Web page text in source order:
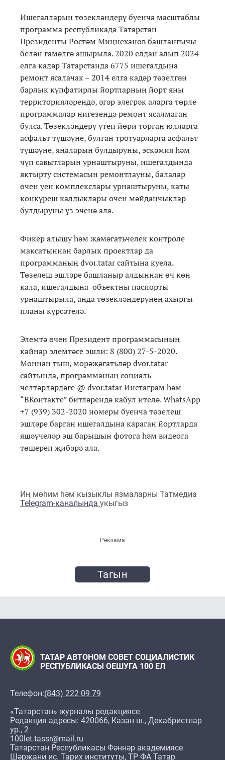
Ишегалларын төзекләндерү буенча масштаблы
программа республикада Татарстан
Президенты Рөстәм Миңнеханов башлангычы
белән гамәлгә ашырыла. 2020 елдан алып 2024
елга кадәр Татарстанда 6775 ишегалдына
ремонт ясалачак – 2014 елга кадәр төзелгән
барлык күпфатирлы йортларның йорт яны
территорияләрендә, әгәр элегрәк аларга төрле
программалар нигезендә ремонт ясалмаган
булса. Төзекләндерү үтеп йөри торган юлларга
асфальт түшәүне, булган тротуарларга асфальт
түшәүне, яңаларын булдыруны, эскәмия һәм
чүп савытларын урнаштыруны, ишегалдында
яктырту системасын ремонтлауны, балалар
өчен уен комплекслары урнаштыруны, каты
көнкүреш калдыклары өчен мәйданчыклар
булдыруны үз эченә ала.
Фикер алышу һәм җәмәгатьчелек контроле
максатыннан барлык проектлар да
программаның dvor.tatar сайтына куела.
Төзелеш эшләре башланыр алдыннан өч көн
кала, ишегалдына объектны паспорты
урнаштырыла, анда төзекләндерүнең ахыргы
планы күрсәтелә.
Элемтә өчен Президент программасының
кайнар элемтәсе эшли: 8 (800) 27-5-2020.
Моннан тыш, мөрәҗәгатьләр dvor.tatar
сайтында, программаның социаль
челтәрләрдәге @ dvor.tatar Инстаграм һәм
“ВКонтакте” битләрендә кабул ителә. WhatsApp
+7 (939) 302-2020 номеры буенча төзелеш
эшләре барган ишегалдына караган йортларда
яшәүчеләр эш барышын фотога һәм видеога
төшереп җибәрә ала.
Иң мөһим һәм кызыклы язмаларны Татмедиа
Telegram-каналында укыгыз
Реклама
Тагын
ТАТАР АВТОНОМ СОВЕТ СОЦИАЛИСТИК
РЕСПУБЛИКАСЫ ОЕШУГА 100 ЕЛ
Телефон:(843) 222 09 79
«Татарстан» журналы редакциясе
Редакция адресы: 420066, Казан ш., Декабристлар
ур., 2
100let.tassr@mail.ru
Татарстан Республикасы Фәннәр академиясе
Шәрҗани ис. Тарих институты, ТР ФА Татар